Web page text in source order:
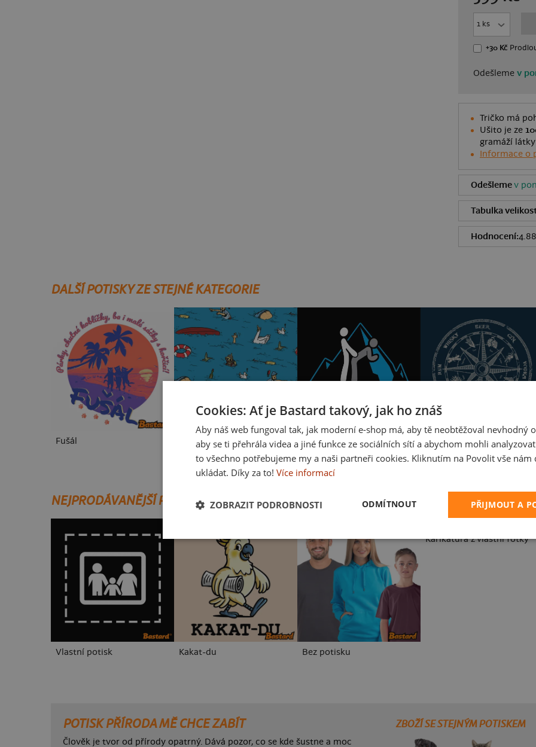
+30 Kč
Odešleme v
Tričko má
Ušito je ze
gramáží látky
Informace o
Odešlemev
Tabulka
Hodnocení:4.88
DALŠÍ POTISKY ZE STEJNÉ KATEGORIE
Fušál Jedeme vodu Vysokohorská přirážka Alkoholický kompas
NEJPRODÁVANĚJŠÍ POTISKY
Vlastní potisk Kakat-du Bez potisku
Karikatura z vlastní fotky
POTISK PŘÍRODA MĚ CHCE ZABÍT
Člověk je tvor od přírody opatrný. Dává pozor, co se kde šustne a moc
ZBOŽÍ SE STEJNÝM POTISKEM
Cookies: Ať je Bastard takový, jak ho znáš
Aby náš web fungoval tak, jak moderní e-shop má, aby tě neobtěžoval nevhodný
aby se ti přehrála videa a jiné funkce ze sociálních sítí a abychom mohli
to všechno potřebujeme my a naši partneři cookies. Kliknutím na Povolit vše nám
ukládat. Díky za to! Více informací
PŘIJMOUT A
ODMÍTNOUT
ZOBRAZIT PODROBNOSTI